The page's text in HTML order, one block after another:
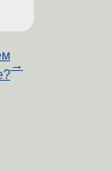
→